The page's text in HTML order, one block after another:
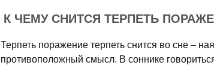
К ЧЕМУ СНИТСЯ ТЕРПЕТЬ
Терпеть поражение терпеть снится во сне –
противоположный смысл. В соннике